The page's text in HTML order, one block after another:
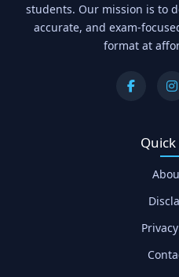
students. Our mission is to
accurate, and exam-
format at